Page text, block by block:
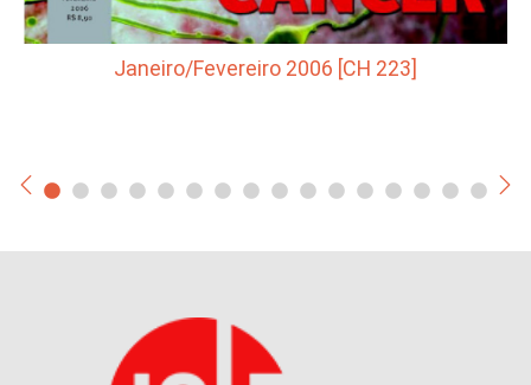
Janeiro/Fevereiro 2006 [CH 223]